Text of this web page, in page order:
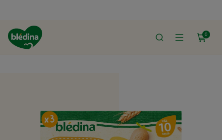
0
ACCUEIL